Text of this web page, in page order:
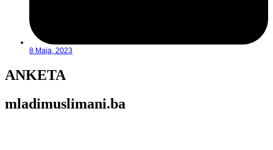
8 Maja, 2023
ANKETA
mladimuslimani.ba